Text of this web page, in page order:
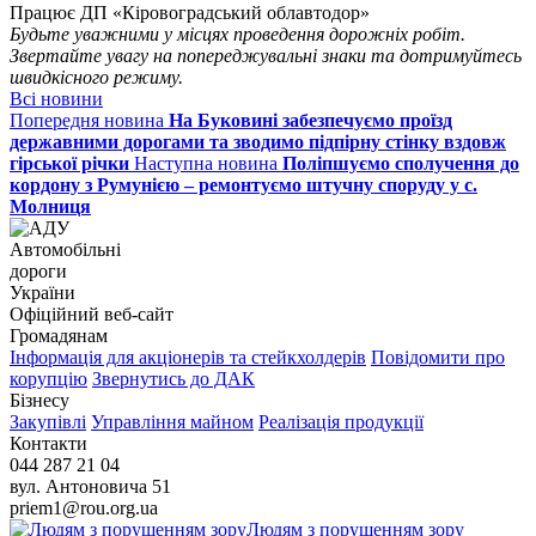
Працює ДП «Кіровоградський облавтодор»
Будьте уважними у місцях проведення дорожніх робіт.
Звертайте увагу на попереджувальні знаки та дотримуйтесь
швидкісного режиму.
Всі новини
Попередня новина На Буковині забезпечуємо проїзд
державними дорогами та зводимо підпірну стінку вздовж
гірської річки Наступна новина Поліпшуємо сполучення до
кордону з Румунією – ремонтуємо штучну споруду у с.
Молниця
Автомобільні
дороги
України
Офіційний веб‑сайт
Громадянам
Інформація для акціонерів та стейкхолдерів Повідомити про
корупцію Звернутись до ДАК
Бізнесу
Закупівлі Управління майном Реалізація продукції
Контакти
044 287 21 04
вул. Антоновича 51
priem1@rou.org.ua
Людям з порушенням зору